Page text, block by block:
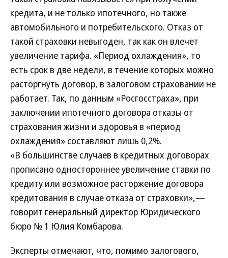
кредита, и не только ипотечного, но также
автомобильного и потребительского. Отказ от
такой страховки невыгоден, так как он влечет
увеличение тарифа. «Период охлаждения», то
есть срок в две недели, в течение которых можно
расторгнуть договор, в залоговом страховании не
работает. Так, по данным «Росгосстраха», при
заключении ипотечного договора отказы от
страхования жизни и здоровья в «период
охлаждения» составляют лишь 0,2%.
«В большинстве случаев в кредитных договорах
прописано одностороннее увеличение ставки по
кредиту или возможное расторжение договора
кредитования в случае отказа от страховки»,—
говорит генеральный директор Юридического
бюро № 1 Юлия Комбарова.
Эксперты отмечают, что, помимо залогового,